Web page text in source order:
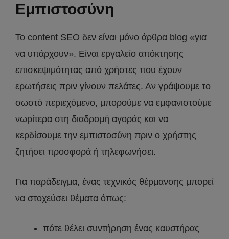
Εμπιστοσύνη
Το content SEO δεν είναι μόνο άρθρα blog «για
να υπάρχουν». Είναι εργαλείο απόκτησης
επισκεψιμότητας από χρήστες που έχουν
ερωτήσεις πριν γίνουν πελάτες. Αν γράψουμε το
σωστό περιεχόμενο, μπορούμε να εμφανιστούμε
νωρίτερα στη διαδρομή αγοράς και να
κερδίσουμε την εμπιστοσύνη πριν ο χρήστης
ζητήσει προσφορά ή τηλεφωνήσει.
Για παράδειγμα, ένας τεχνικός θέρμανσης μπορεί
να στοχεύσει θέματα όπως:
πότε θέλει συντήρηση ένας καυστήρας